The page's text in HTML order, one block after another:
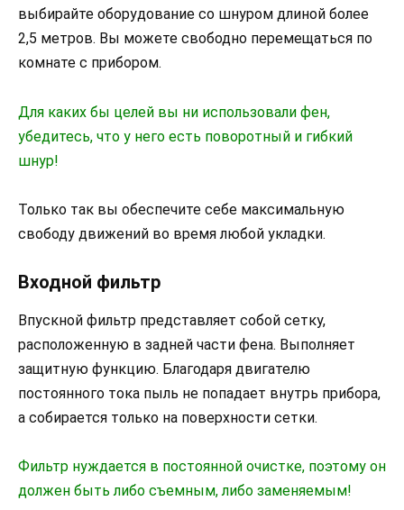
выбирайте оборудование со шнуром длиной более
2,5 метров. Вы можете свободно перемещаться по
комнате с прибором.
Для каких бы целей вы ни использовали фен,
убедитесь, что у него есть поворотный и гибкий
шнур!
Только так вы обеспечите себе максимальную
свободу движений во время любой укладки.
Входной фильтр
Впускной фильтр представляет собой сетку,
расположенную в задней части фена. Выполняет
защитную функцию. Благодаря двигателю
постоянного тока пыль не попадает внутрь прибора,
а собирается только на поверхности сетки.
Фильтр нуждается в постоянной очистке, поэтому он
должен быть либо съемным, либо заменяемым!